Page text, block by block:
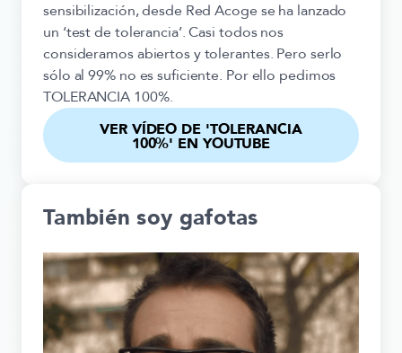
sensibilización, desde Red Acoge se ha lanzado
un ‘test de tolerancia’. Casi todos nos
consideramos abiertos y tolerantes. Pero serlo
sólo al 99% no es suficiente. Por ello pedimos
TOLERANCIA 100%.
VER VÍDEO DE 'TOLERANCIA
100%' EN YOUTUBE
También soy gafotas